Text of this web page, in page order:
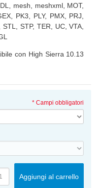
mesh, meshxml, MOT,
PK3, PLY, PMX, PRJ,
STP, TER, UC, VTA,
con High Sierra 10.13
* Campi obbligatori
Aggiungi al carrello